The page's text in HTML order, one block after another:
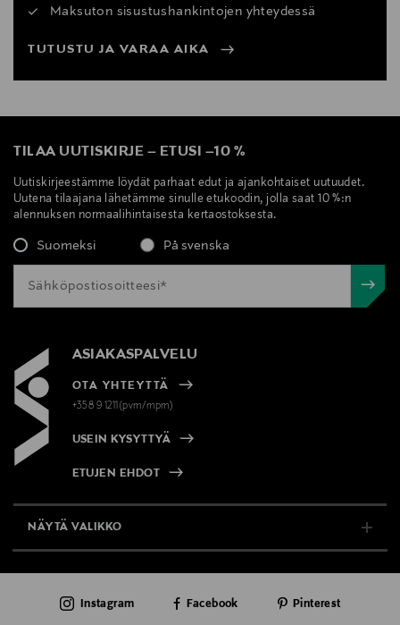
Maksuton sisustushankintojen yhteydessä
TUTUSTU JA VARAA AIKA
TILAA UUTISKIRJE – ETUSI –10 %
Uutiskirjeestämme löydät parhaat edut ja ajankohtaiset uutuudet.
Uutena tilaajana lähetämme sinulle etukoodin, jolla saat 10 %:n
alennuksen normaalihintaisesta kertaostoksesta.
Suomeksi På svenska
ASIAKASPALVELU
OTA YHTEYTTÄ
+358 9 1211(pvm/mpm)
USEIN KYSYTTYÄ
ETUJEN EHDOT
NÄYTÄ VALIKKO
AJANKOHTAISTA
Instagram Facebook Pinterest